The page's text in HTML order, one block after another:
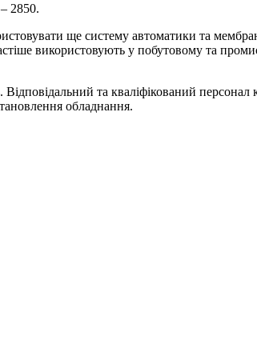
2850.
ще систему автоматики та
використовують у побутовому та
та кваліфікований персонал
обладнання.